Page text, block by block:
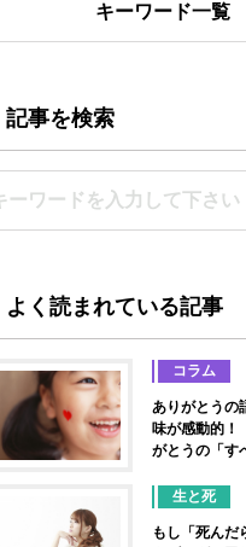
キーワード一覧
記事を検索
よく読まれている記事
コラム
ありがとうの
味が感動的！
がとうの「す
生と死
もし「死んだ